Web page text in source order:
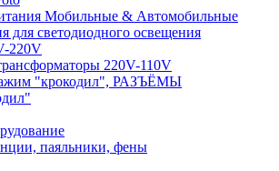
Мобильные & Автомобильные
для светодиодного освещения
220V
220V-110V
"крокодил", РАЗЪЁМЫ
паяльники, фены